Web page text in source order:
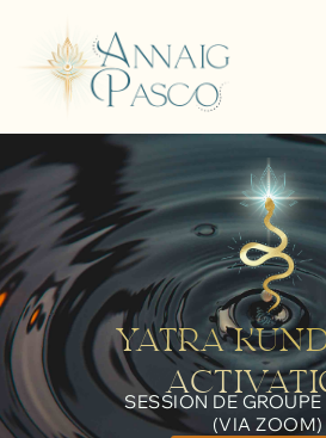
YATRA
SESSION DE GROUPE
(VIA ZOOM)